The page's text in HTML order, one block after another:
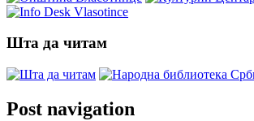
Шта да читам
Post navigation